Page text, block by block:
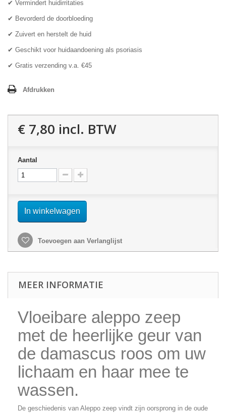
✔ Vermindert huidirritaties
✔ Bevorderd de doorbloeding
✔ Zuivert en herstelt de huid
✔ Geschikt voor huidaandoening als psoriasis
✔ Gratis verzending v.a. €45
Afdrukken
€ 7,80 incl. BTW
Aantal
In winkelwagen
Toevoegen aan Verlanglijst
MEER INFORMATIE
Vloeibare aleppo zeep
met de heerlijke geur van
de damascus roos om uw
lichaam en haar mee te
wassen.
De geschiedenis van Aleppo zeep vindt zijn oorsprong in de oude